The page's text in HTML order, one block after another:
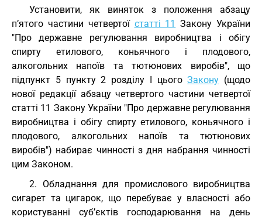
Установити, як виняток з положення абзацу
п’ятого частини четвертої статті 11 Закону України
"Про державне регулювання виробництва і обігу
спирту етилового, коньячного і плодового,
алкогольних напоїв та тютюнових виробів", що
підпункт 5 пункту 2 розділу I цьогоЗакону (щодо
нової редакції абзацу четвертого частини четвертої
статті 11 Закону України "Про державне регулювання
виробництва і обігу спирту етилового, коньячного і
плодового, алкогольних напоїв та тютюнових
виробів") набирає чинності з дня набрання чинності
цим Законом.
2. Обладнання для промислового виробництва
сигарет та цигарок, що перебуває у власності або
користуванні суб’єктів господарювання на день